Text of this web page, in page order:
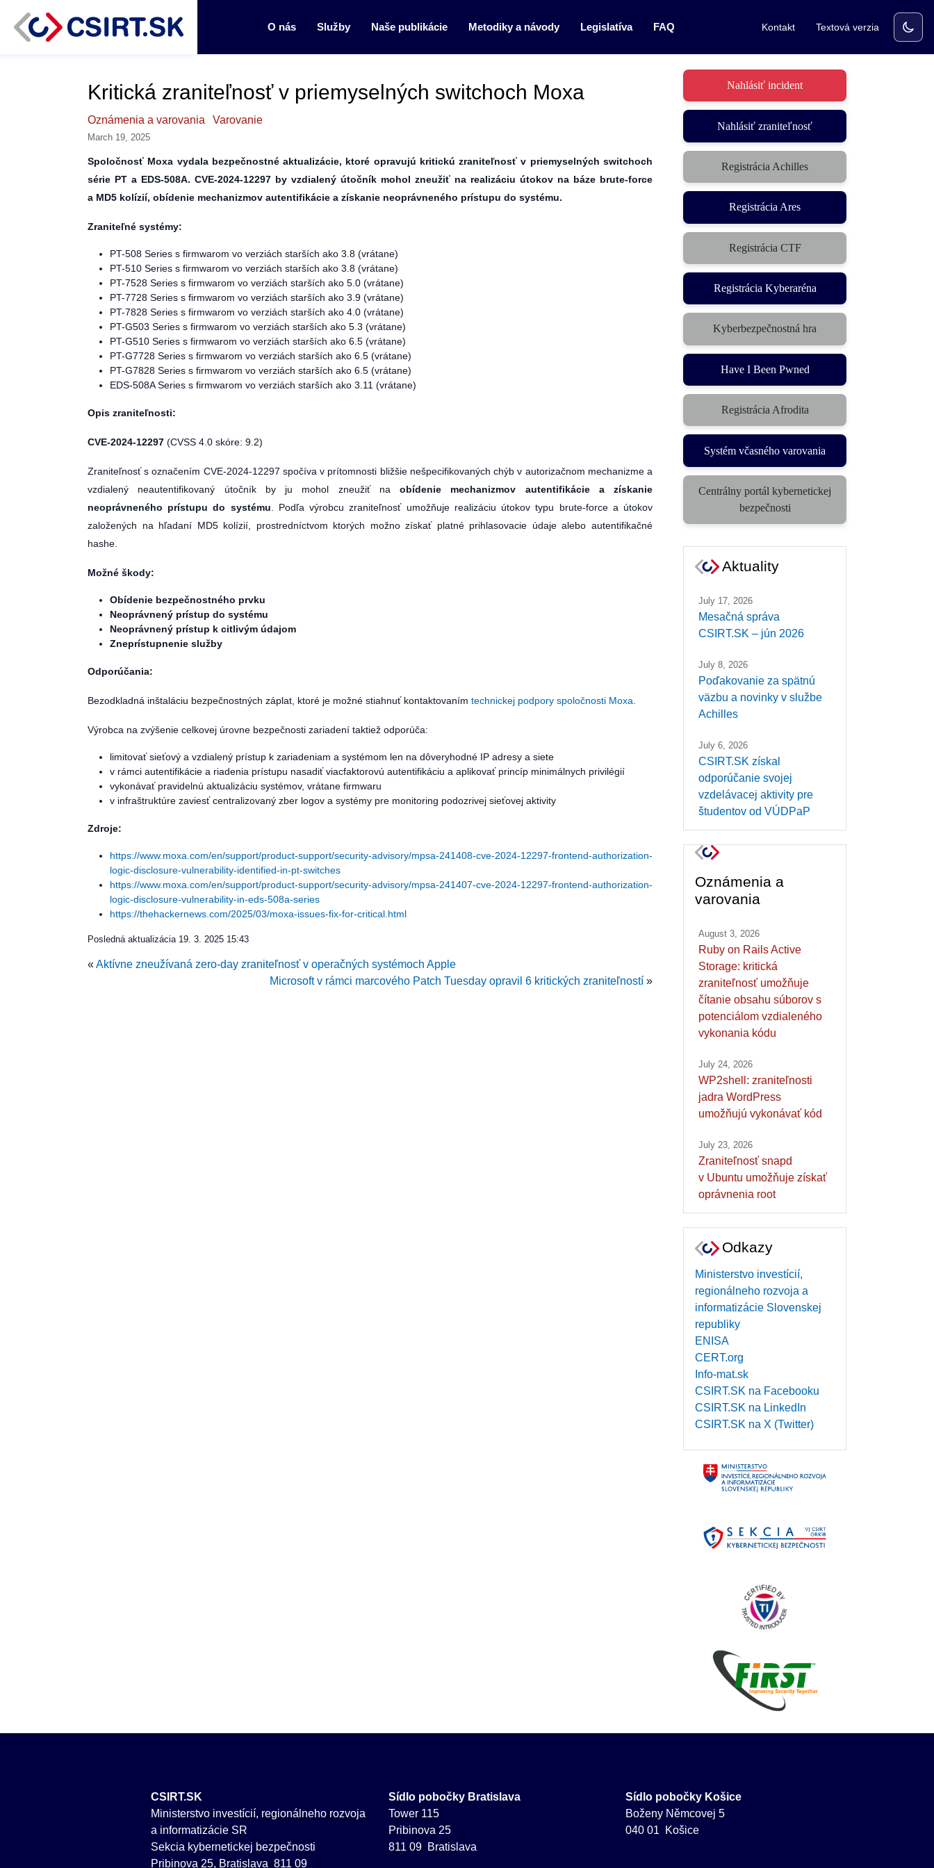
O nás Služby Naše publikácie Metodiky a návody Legislatíva FAQ Kontakt Textová verzia
Kritická zraniteľnosť v priemyselných switchoch Moxa
Oznámenia a varovania Varovanie
March 19, 2025
Spoločnosť Moxa vydala bezpečnostné aktualizácie, ktoré opravujú kritickú zraniteľnosť v priemyselných switchoch
série PT a EDS-508A. CVE-2024-12297 by vzdialený útočník mohol zneužiť na realizáciu útokov na báze brute-force
a MD5 kolízií, obídenie mechanizmov autentifikácie a získanie neoprávneného prístupu do systému.
Zraniteľné systémy:
PT-508 Series s firmwarom vo verziách starších ako 3.8 (vrátane)
PT-510 Series s firmwarom vo verziách starších ako 3.8 (vrátane)
PT-7528 Series s firmwarom vo verziách starších ako 5.0 (vrátane)
PT-7728 Series s firmwarom vo verziách starších ako 3.9 (vrátane)
PT-7828 Series s firmwarom vo verziách starších ako 4.0 (vrátane)
PT-G503 Series s firmwarom vo verziách starších ako 5.3 (vrátane)
PT-G510 Series s firmwarom vo verziách starších ako 6.5 (vrátane)
PT-G7728 Series s firmwarom vo verziách starších ako 6.5 (vrátane)
PT-G7828 Series s firmwarom vo verziách starších ako 6.5 (vrátane)
EDS-508A Series s firmwarom vo verziách starších ako 3.11 (vrátane)
Opis zraniteľnosti:
CVE-2024-12297 (CVSS 4.0 skóre: 9.2)
Zraniteľnosť s označením CVE-2024-12297 spočíva v prítomnosti bližšie nešpecifikovaných chýb v autorizačnom mechanizme a
vzdialený neautentifikovaný útočník by ju mohol zneužiť na obídenie mechanizmov autentifikácie a získanie
neoprávneného prístupu do systému . Podľa výrobcu zraniteľnosť umožňuje realizáciu útokov typu brute-force a útokov
založených na hľadaní MD5 kolízií, prostredníctvom ktorých možno získať platné prihlasovacie údaje alebo autentifikačné
hashe.
Možné škody:
Obídenie bezpečnostného prvku
Neoprávnený prístup do systému
Neoprávnený prístup k citlivým údajom
Zneprístupnenie služby
Odporúčania:
Bezodkladná inštaláciu bezpečnostných záplat, ktoré je možné stiahnuť kontaktovaním technickej podpory spoločnosti Moxa
Výrobca na zvýšenie celkovej úrovne bezpečnosti zariadení taktiež odporúča:
limitovať sieťový a vzdialený prístup k zariadeniam a systémom len na dôveryhodné IP adresy a siete
v rámci autentifikácie a riadenia prístupu nasadiť viacfaktorovú autentifikáciu a aplikovať princíp minimálnych privilégií
vykonávať pravidelnú aktualizáciu systémov, vrátane firmwaru
v infraštruktúre zaviesť centralizovaný zber logov a systémy pre monitoring podozrivej sieťovej aktivity
Zdroje:
https://www.moxa.com/en/support/product-support/security-advisory/mpsa-241408-cve-2024-12297-frontend-authorization-
logic-disclosure-vulnerability-identified-in-pt-switches
https://www.moxa.com/en/support/product-support/security-advisory/mpsa-241407-cve-2024-12297-frontend-authorization-
logic-disclosure-vulnerability-in-eds-508a-series
https://thehackernews.com/2025/03/moxa-issues-fix-for-critical.html
Posledná aktualizácia 19. 3. 2025 15:43
«Aktívne zneužívaná zero-day zraniteľnosť v operačných systémoch Apple
Microsoft v rámci marcového Patch Tuesday opravil 6 kritických zraniteľností »
Nahlásiť incident
Nahlásiť zraniteľnosť
Registrácia Achilles
Registrácia Ares
Registrácia CTF
(otvorí sa v novom okne)
Registrácia Kyberaréna
Kyberbezpečnostná hra
(otvorí sa v novom okne)
Have I Been Pwned
Registrácia Afrodita
Systém včasného varovania
(otvorí sa v novom okne)
Centrálny portál kybernetickej
bezpečnosti(otvorí sa v novom okne)
Aktuality
July 17, 2026
Mesačná správa
CSIRT.SK – jún 2026
July 8, 2026
Poďakovanie za spätnú
väzbu a novinky v službe
Achilles
July 6, 2026
CSIRT.SK získal
odporúčanie svojej
vzdelávacej aktivity pre
študentov od VÚDPaP
Oznámenia a
varovania
August 3, 2026
Ruby on Rails Active
Storage: kritická
zraniteľnosť umožňuje
čítanie obsahu súborov s
potenciálom vzdialeného
vykonania kódu
July 24, 2026
WP2shell: zraniteľnosti
jadra WordPress
umožňujú vykonávať kód
July 23, 2026
Zraniteľnosť snapd
v Ubuntu umožňuje získať
oprávnenia root
Odkazy
Ministerstvo investícií,
regionálneho rozvoja a
informatizácie Slovenskej
republiky
ENISA
CERT.org
Info-mat.sk
CSIRT.SK na Facebooku
CSIRT.SK na LinkedIn
CSIRT.SK na X (Twitter)
CSIRT.SK
Ministerstvo investícií, regionálneho rozvoja
a informatizácie SR
Sekcia kybernetickej bezpečnosti
Pribinova 25, Bratislava 811 09
Sídlo pobočky Bratislava
Tower 115
Pribinova 25
811 09 Bratislava
Sídlo pobočky Košice
Boženy Němcovej 5
040 01 Košice